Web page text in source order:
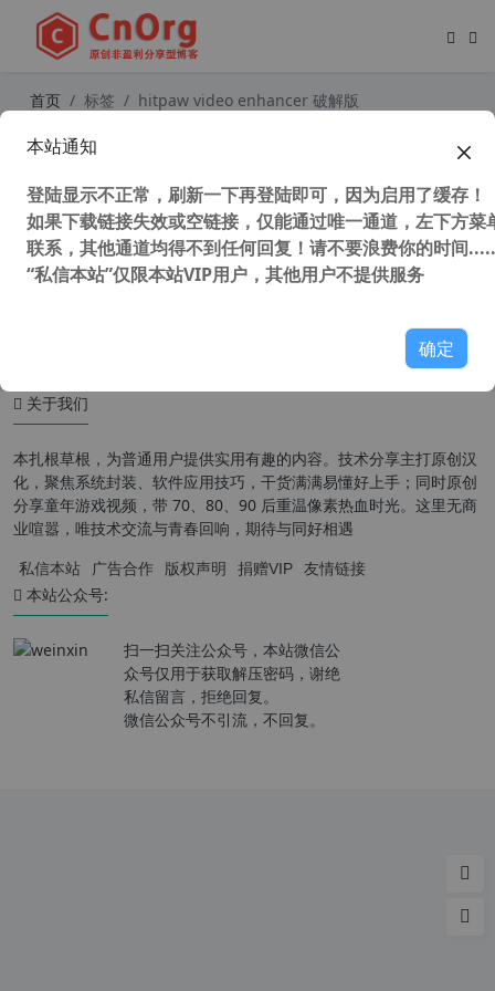
首页 标签 hitpaw video enhancer 破解版
具
关于我们
本扎根草根，为普通用户提供实用有趣的内容。技术分享主打原创汉
化，聚焦系统封装、软件应用技巧，干货满满易懂好上手；同时原创
分享童年游戏视频，带 70、80、90 后重温像素热血时光。这里无商
业喧嚣，唯技术交流与青春回响，期待与同好相遇
私信本站 广告合作 版权声明 捐赠VIP 友情链接
本站公众号:
扫一扫关注公众号，本站微信公
众号仅用于获取解压密码，谢绝
私信留言，拒绝回复。
微信公众号不引流，不回复。
本站通知
登陆显示不正常，刷新一下再登陆即可，因为启用了缓存！
如果下载链接失效或空链接，仅能通过唯一通道，左下方菜
联系，其他通道均得不到任何回复！请不要浪费你的时间
“私信本站”仅限本站VIP用户，其他用户不提供服务
确定